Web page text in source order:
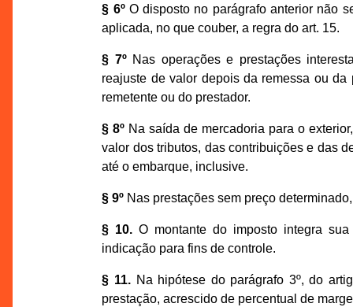
§ 6ºO disposto no parágrafo anterior não
aplicada, no que couber, a regra do art. 15.
§ 7ºNas operações e prestações
reajuste de valor depois da remessa ou
remetente ou do prestador.
§ 8º Na saída de mercadoria para o
valor dos tributos, das contribuições e das
até o embarque, inclusive.
§ 9º Nas prestações sem preço
§ 10. O montante do imposto integra
indicação para fins de controle.
§ 11.Na hipótese do parágrafo 3º, do
prestação, acrescido de percentual de